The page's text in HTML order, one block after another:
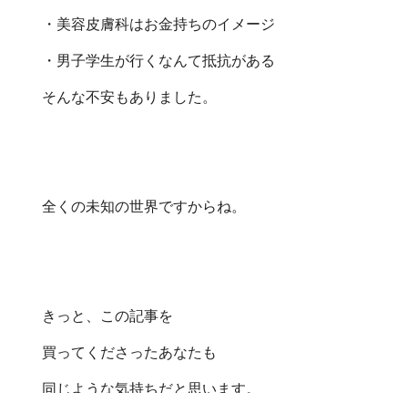
・美容皮膚科はお金持ちのイメージ
・男子学生が行くなんて抵抗がある
そんな不安もありました。
全くの未知の世界ですからね。
きっと、この記事を
買ってくださったあなたも
同じような気持ちだと思います。